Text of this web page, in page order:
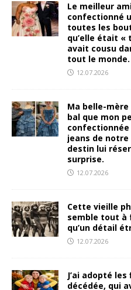
Le meilleur
confectionné
toutes les
qu’elle était «
avait cousu
tout le monde.
12.07.2026
Ma belle-mère
bal que mon
jeans de
destin lui
surprise.
12.07.2026
Cette vieille
semble tout à
qu’un détail
12.07.2026
J’ai adopté
décédée, qui